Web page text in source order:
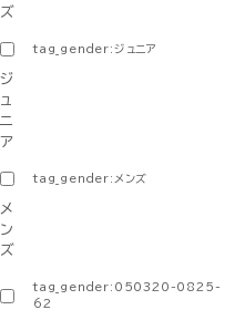
ズ
tag_gender:ジュニア
ジ
ュ
ニ
ア
tag_gender:メンズ
メ
ン
ズ
tag_gender:050320-0825-
62